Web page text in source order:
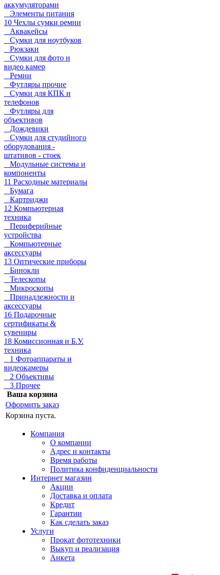
аккумуляторами
Элементы питания
10 Чехлы сумки ремни
Аквакейсы
Сумки для ноутбуков
Рюкзаки
Сумки для фото и
видео камер
Ремни
Футляры прочие
Сумки для КПК и
телефонов
Футляры для
объективов
Дождевики
Сумки для студийного
оборудования -
штативов - стоек
Модульные системы и
компоненты
11 Расходные материалы
Бумага
Картриджи
12 Компьютерная
техника
Периферийные
устройства
Компьютерные
аксессуары
13 Оптические приборы
Бинокли
Телескопы
Микроскопы
Принадлежности и
аксессуары
16 Подарочные
сертификаты &
сувениры
18 Комиссионная и Б.У.
техника
1 Фотоаппараты и
видеокамеры
2 Объективы
3 Прочее
Ваша корзина
Оформить заказ
Корзина пуста.
Компания
О компании
Адрес и контакты
Время работы
Политика конфиденциальности
Интернет магазин
Акции
Доставка и оплата
Кредит
Гарантии
Как сделать заказ
Услуги
Прокат фототехники
Выкуп и реализация
Анкета